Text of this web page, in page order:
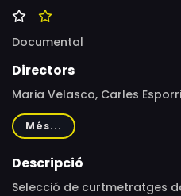
Documental
Directors
Maria Velasco, Carles
Alonso
Més...
Descripció
Selecció de curtmetratges